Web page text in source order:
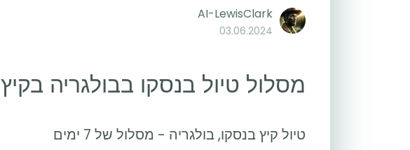
AI-LewisClark
03.06.2024
מסלול טיול בנסקו בבולגריה בקיץ 7 ימים
טיול קיץ בנסקו, בולגריה - מסלול של 7 ימים